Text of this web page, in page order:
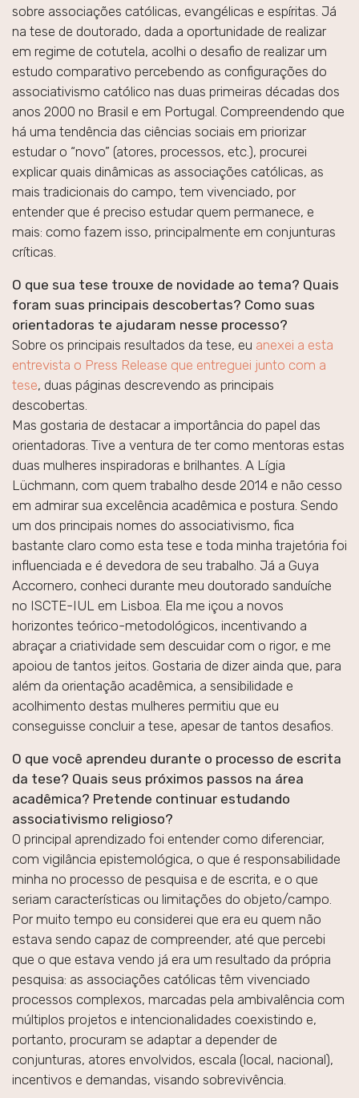
sobre associações católicas, evangélicas e espíritas. Já
na tese de doutorado, dada a oportunidade de realizar
em regime de cotutela, acolhi o desafio de realizar um
estudo comparativo percebendo as configurações do
associativismo católico nas duas primeiras décadas dos
anos 2000 no Brasil e em Portugal. Compreendendo que
há uma tendência das ciências sociais em priorizar
estudar o “novo” (atores, processos, etc.), procurei
explicar quais dinâmicas as associações católicas, as
mais tradicionais do campo, tem vivenciado, por
entender que é preciso estudar quem permanece, e
mais: como fazem isso, principalmente em conjunturas
críticas.
O que sua tese trouxe de novidade ao tema? Quais
foram suas principais descobertas? Como suas
orientadoras te ajudaram nesse processo?
Sobre os principais resultados da tese, eu anexei a esta
entrevista o Press Release que entreguei junto com a
tese, duas páginas descrevendo as principais
descobertas.
Mas gostaria de destacar a importância do papel das
orientadoras. Tive a ventura de ter como mentoras estas
duas mulheres inspiradoras e brilhantes. A Lígia
Lüchmann, com quem trabalho desde 2014 e não cesso
em admirar sua excelência acadêmica e postura. Sendo
um dos principais nomes do associativismo, fica
bastante claro como esta tese e toda minha trajetória foi
influenciada e é devedora de seu trabalho. Já a Guya
Accornero, conheci durante meu doutorado sanduíche
no ISCTE-IUL em Lisboa. Ela me içou a novos
horizontes teórico-metodológicos, incentivando a
abraçar a criatividade sem descuidar com o rigor, e me
apoiou de tantos jeitos. Gostaria de dizer ainda que, para
além da orientação acadêmica, a sensibilidade e
acolhimento destas mulheres permitiu que eu
conseguisse concluir a tese, apesar de tantos desafios.
O que você aprendeu durante o processo de escrita
da tese? Quais seus próximos passos na área
acadêmica? Pretende continuar estudando
associativismo religioso?
O principal aprendizado foi entender como diferenciar,
com vigilância epistemológica, o que é responsabilidade
minha no processo de pesquisa e de escrita, e o que
seriam características ou limitações do objeto/campo.
Por muito tempo eu considerei que era eu quem não
estava sendo capaz de compreender, até que percebi
que o que estava vendo já era um resultado da própria
pesquisa: as associações católicas têm vivenciado
processos complexos, marcadas pela ambivalência com
múltiplos projetos e intencionalidades coexistindo e,
portanto, procuram se adaptar a depender de
conjunturas, atores envolvidos, escala (local, nacional),
incentivos e demandas, visando sobrevivência.